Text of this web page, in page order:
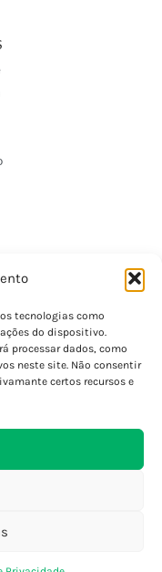
tecnologias como
do dispositivo.
processar dados, como
neste site. Não consentir
certos recursos e